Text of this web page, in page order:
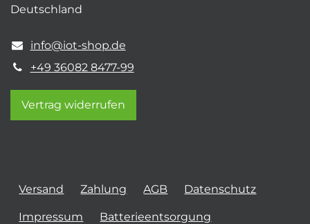
Deutschland
info@iot-shop.de
+49 36082 8477-99
Vertrag widerrufen
Versand Zahlung AGB Datenschutz
Impressum Batterieentsorgung